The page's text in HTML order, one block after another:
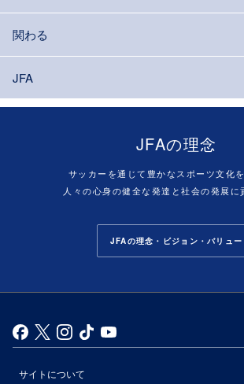
関わる
JFA
JFAの理念
サッカーを通じて豊かなスポーツ文化を
人々の心身の健全な発達と社会の発展に
JFAの理念・ビジョン・バリュー
サイトについて